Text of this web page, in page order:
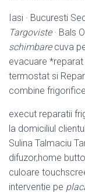
Iasi · Bucuresti
Targoviste· Bals
schimbarecuva
evacuare *reparat
termostat si
combine
execut reparatii
la domiciliul
Sulina Talmaciu
difuzor,home
culoare
interventie pe